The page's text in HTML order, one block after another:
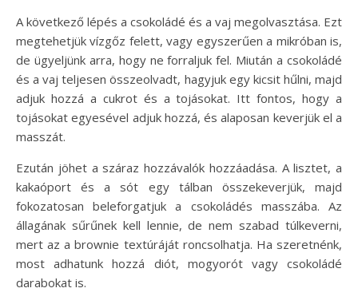
A következő lépés a csokoládé és a vaj megolvasztása. Ezt
megtehetjük vízgőz felett, vagy egyszerűen a mikróban is,
de ügyeljünk arra, hogy ne forraljuk fel. Miután a csokoládé
és a vaj teljesen összeolvadt, hagyjuk egy kicsit hűlni, majd
adjuk hozzá a cukrot és a tojásokat. Itt fontos, hogy a
tojásokat egyesével adjuk hozzá, és alaposan keverjük el a
masszát.
Ezután jöhet a száraz hozzávalók hozzáadása. A lisztet, a
kakaóport és a sót egy tálban összekeverjük, majd
fokozatosan beleforgatjuk a csokoládés masszába. Az
állagának sűrűnek kell lennie, de nem szabad túlkeverni,
mert az a brownie textúráját roncsolhatja. Ha szeretnénk,
most adhatunk hozzá diót, mogyorót vagy csokoládé
darabokat is.